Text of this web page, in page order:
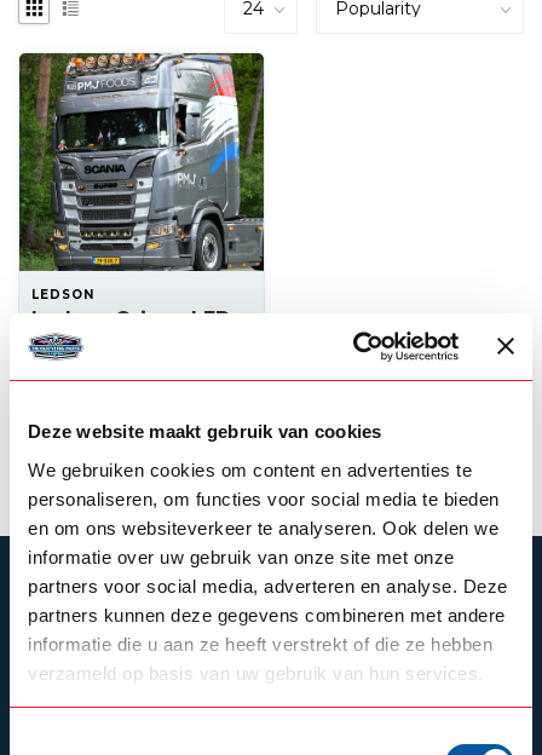
Deze website maakt gebruik van cookies
We gebruiken cookies om content en advertenties te
personaliseren, om functies voor social media te bieden
en om ons websiteverkeer te analyseren. Ook delen we
informatie over uw gebruik van onze site met onze
partners voor social media, adverteren en analyse. Deze
partners kunnen deze gegevens combineren met andere
informatie die u aan ze heeft verstrekt of die ze hebben
verzameld op basis van uw gebruik van hun services.
LEDSON
Ledson Orion+ LED
driving light
SUBSCRIBE TO OUR NEWSLETTER
Stay up to date with our latest offers